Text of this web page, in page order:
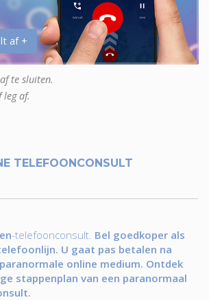
af +
te sluiten.
leg af.
TELEFOONCONSULT
-telefoonconsult. Bel goedkoper als
U gaat pas betalen na
online medium. Ontdek
stappenplan van een paranormaal